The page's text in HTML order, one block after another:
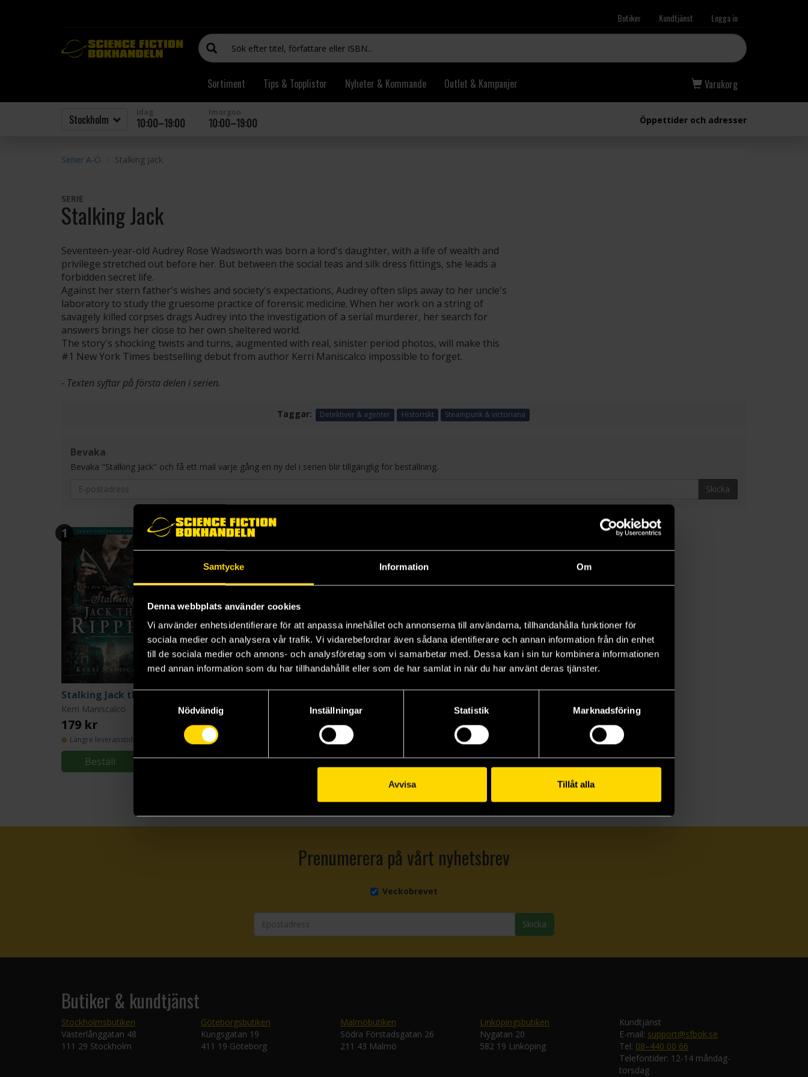
Samtycke Information Om
Denna webbplats använder cookies
Vi använder enhetsidentifierare för att anpassa innehållet och annonserna till användarna, tillhandahålla funktioner för
sociala medier och analysera vår trafik. Vi vidarebefordrar även sådana identifierare och annan information från din enhet
till de sociala medier och annons- och analysföretag som vi samarbetar med. Dessa kan i sin tur kombinera informationen
med annan information som du har tillhandahållit eller som de har samlat in när du har använt deras tjänster.
Samtyckesval
Nödvändig
Inställningar Statistik Marknadsföring
Avvisa Tillåt alla
Butiker Kundtjänst Logga in
Sortiment Tips & Topplistor Nyheter & Kommande Outlet & Kampanjer Varukorg
10:00–19:00 10:00–19:00 Öppettider och adresser
Serier A-Ö Stalking Jack
SERIE
Stalking Jack
Seventeen-year-old Audrey Rose Wadsworth was born a lord's daughter, with a life of wealth and
privilege stretched out before her. But between the social teas and silk dress fittings, she leads a
forbidden secret life.
Against her stern father's wishes and society's expectations, Audrey often slips away to her uncle's
laboratory to study the gruesome practice of forensic medicine. When her work on a string of
savagely killed corpses drags Audrey into the investigation of a serial murderer, her search for
answers brings her close to her own sheltered world.
The story's shocking twists and turns, augmented with real, sinister period photos, will make this
#1 New York Times bestselling debut from author Kerri Maniscalco impossible to forget.
- Texten syftar på första delen i serien.
Taggar: Detektiver & agenter Historiskt Steampunk & victoriana
Bevaka
Bevaka "Stalking Jack" och få ett mail varje gång en ny del i serien blir tillgänglig för beställning.
Skicka
1
Stalking Jack the Ripper
Kerri Maniscalco
179 kr
Längre leveranstid
Beställ
2
Hunting Prince Dracula
Kerri Maniscalco
179 kr
Längre leveranstid
Beställ
Escaping from Houdini
Kerri Maniscalco
179 kr
Beställ
Prenumerera på vårt nyhetsbrev
Veckobrevet
Skicka
Butiker & kundtjänst
Stockholmsbutiken
Västerlånggatan 48
111 29 Stockholm
Göteborgsbutiken
Kungsgatan 19
411 19 Göteborg
Malmöbutiken
Södra Förstadsgatan 26
211 43 Malmö
Linköpingsbutiken
Nygatan 20
582 19 Linköping
Kundtjänst
E-mail: support@sfbok.se
Tel: 08–440 00 66
Telefontider: 12-14 måndag-
torsdag